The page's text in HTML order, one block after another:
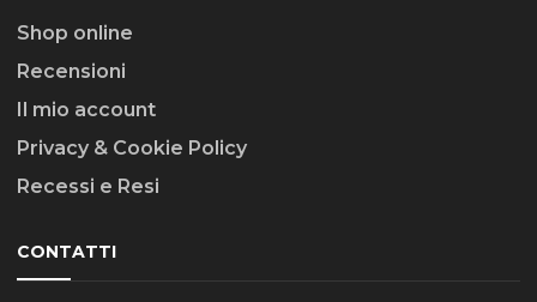
Shop online
Recensioni
Il mio account
Privacy & Cookie Policy
Recessi e Resi
CONTATTI